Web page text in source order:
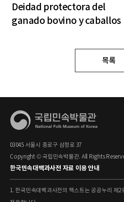
Deidad protectora del
ganado bovino y caballos
목록
03045 서울시 종로구 삼청로 37
Copyright © 국립민속박물관. All Rights
한국민속대백과사전 자료 이용 안내
1. 한국민속대백과사전의 텍스트는 공공누리 제